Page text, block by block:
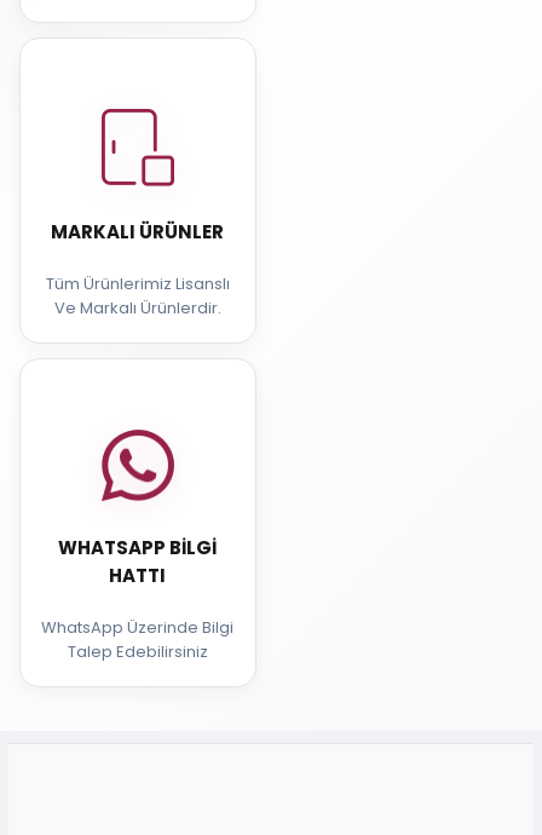
MARKALI ÜRÜNLER
Tüm Ürünlerimiz Lisanslı
Ve Markalı Ürünlerdir.
WHATSAPP BILGI
HATTI
WhatsApp Üzerinde Bilgi
Talep Edebilirsiniz